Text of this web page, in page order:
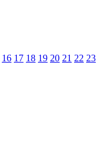
16 17 18 19 20 21 22 23